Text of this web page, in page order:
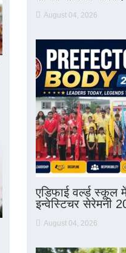
August 04, 2026
एडिफाई वर्ल्ड स्कूल
इन्वेस्टिचर सेरेमनी
August 04, 2026